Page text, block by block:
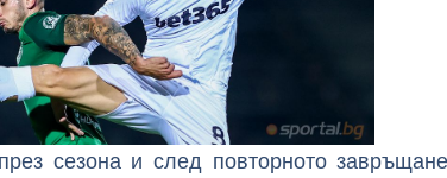
сезона и след повторното